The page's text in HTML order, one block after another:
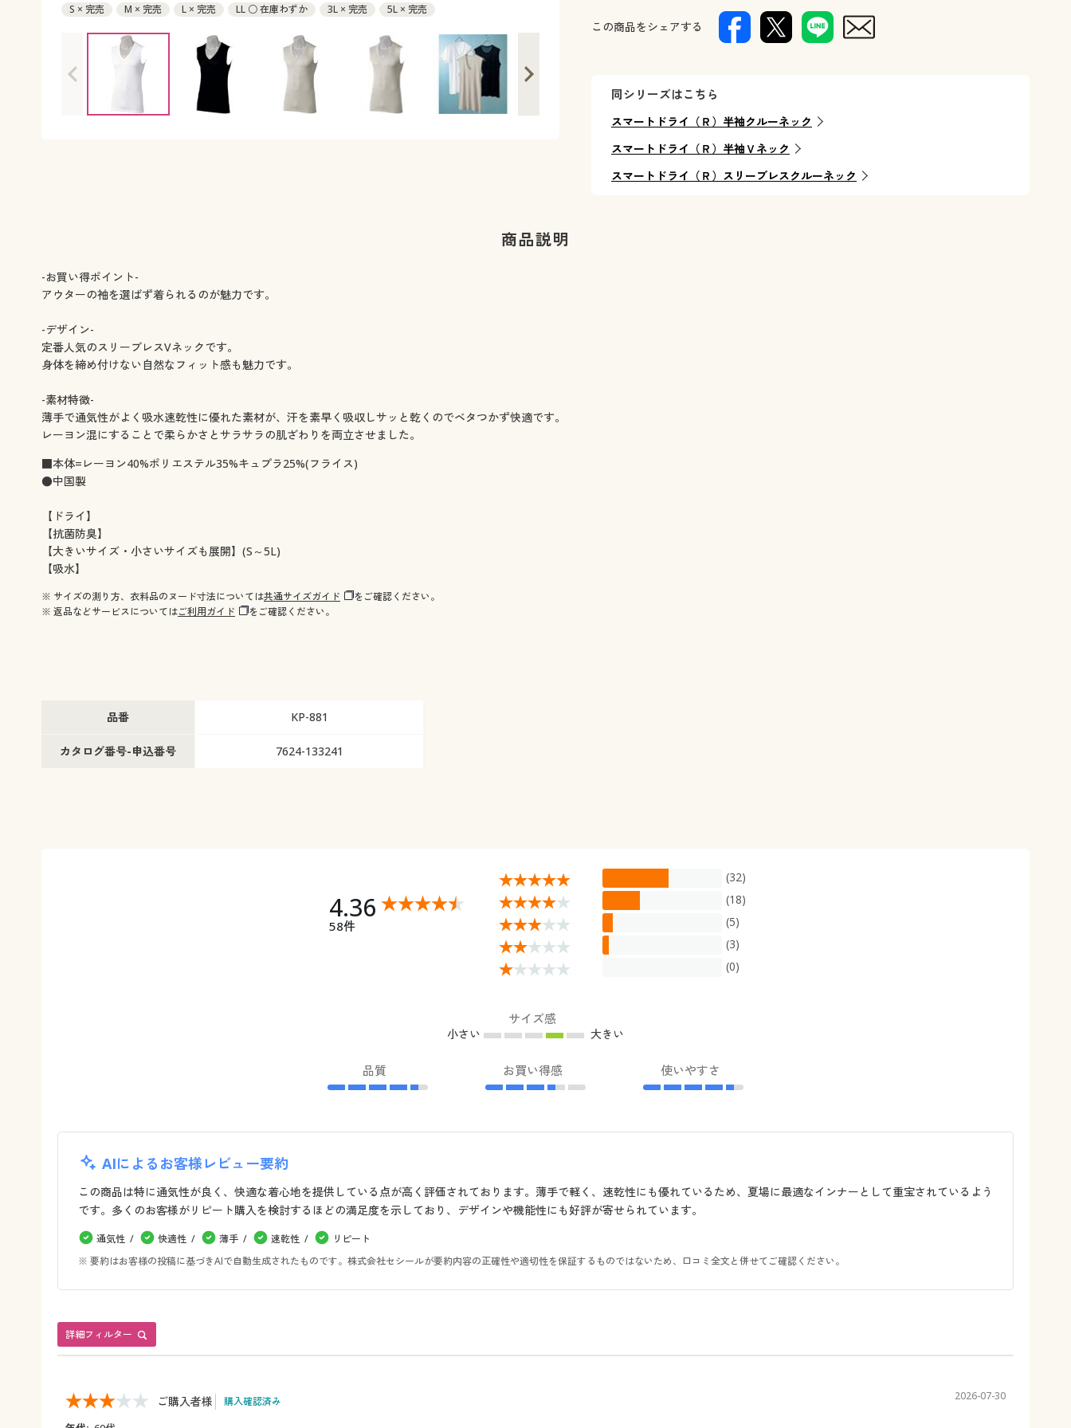
S × 完売 M × 完売 L × 完売 LL ○ 在庫わずか 3L × 完売 5L × 完売
この商品をシェアする
同シリーズはこちら
スマートドライ（Ｒ）半袖クルーネック
スマートドライ（Ｒ）半袖Ｖネック
スマートドライ（Ｒ）スリーブレスクルーネック
商品説明
-お買い得ポイント-
アウターの袖を選ばず着られるのが魅力です。
-デザイン-
定番人気のスリーブレスVネックです。
身体を締め付けない自然なフィット感も魅力です。
-素材特徴-
薄手で通気性がよく吸水速乾性に優れた素材が、汗を素早く吸収しサッと乾くのでベタつかず快適です。
レーヨン混にすることで柔らかさとサラサラの肌ざわりを両立させました。
■本体=レーヨン40%ポリエステル35%キュプラ25%(フライス)
●中国製
【ドライ】
【抗菌防臭】
【大きいサイズ・小さいサイズも展開】(S～5L)
【吸水】
※ サイズの測り方、衣料品のヌード寸法については共通サイズガイド
をご確認ください。
※ 返品などサービスについてはご利用ガイド をご確認ください。
品番 KP-881
カタログ番号-申込番号 7624-133241
4.36
58件
(32)
(18)
(5)
(3)
(0)
サイズ感
小さい 大きい
品質 お買い得感 使いやすさ
AIによるお客様レビュー要約
この商品は特に通気性が良く、快適な着心地を提供している点が高く評価されております。薄手で軽く、速乾性にも優れているため、夏場に最適なインナーとして重宝されているよう
です。多くのお客様がリピート購入を検討するほどの満足度を示しており、デザインや機能性にも好評が寄せられています。
通気性 快適性 薄手 速乾性
リピート
※ 要約はお客様の投稿に基づきAIで自動生成されたものです。株式会社セシールが要約内容の正確性や適切性を保証するものではないため、口コミ全文と併せてご確認ください。
詳細フィルター
ご購入者様 購入確認済み 2026-07-30